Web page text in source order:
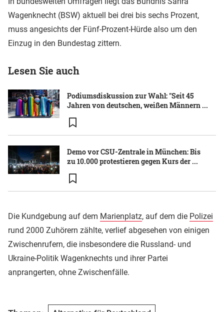
Wagenknecht (BSW) aktuell bei drei bis sechs Prozent,
muss angesichts der Fünf-Prozent-Hürde also um den
Einzug in den Bundestag zittern.
Lesen Sie auch
Podiumsdiskussion zur Wahl: "Seit 45
Jahren von deutschen, weißen Männern ...
Demo vor CSU-Zentrale in München: Bis
zu 10.000 protestieren gegen Kurs der ...
Die Kundgebung auf dem Marienplatz, auf dem die Polizei
rund 2000 Zuhörern zählte, verlief abgesehen von einigen
Zwischenrufern, die insbesondere die Russland- und
Ukraine-Politik Wagenknechts und ihrer Partei
anprangerten, ohne Zwischenfälle.